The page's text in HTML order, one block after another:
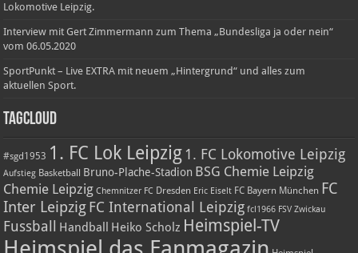
Lokomotive Leipzig.
Interview mit Gert Zimmermann zum Thema „Bundesliga ja oder nein“
vom 06.05.2020
SportPunkt – Live EXTRA mit neuem „Hintergrund“ und alles zum
aktuellen Sport.
TagCloud
#sgd1953 1. FC Lok Leipzig 1. FC Lokomotive Leipzig
Aufstieg Basketball Bruno-Plache-Stadion BSG Chemie Leipzig
Chemie Leipzig Chemnitzer FC Dresden Eric Eiselt FC Bayern München FC
Inter LeipzigFC International Leipzig fcl1966 FSV Zwickau
Fussball Handball Heiko Scholz Heimspiel-TV